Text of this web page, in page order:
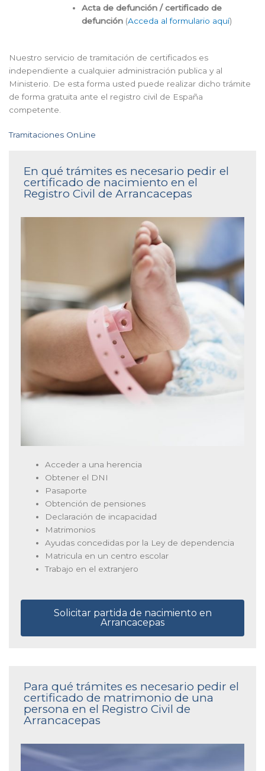
Acta de defunción / certificado de
defunción (Acceda al formulario aquí)
Nuestro servicio de tramitación de certificados es
independiente a cualquier administración publica y al
Ministerio. De esta forma usted puede realizar dicho trámite
de forma gratuita ante el registro civil de España
competente.
Tramitaciones OnLine
En qué trámites es necesario pedir el
certificado de nacimiento en el
Registro Civil de Arrancacepas
Acceder a una herencia
Obtener el DNI
Pasaporte
Obtención de pensiones
Declaración de incapacidad
Matrimonios
Ayudas concedidas por la Ley de dependencia
Matricula en un centro escolar
Trabajo en el extranjero
Solicitar partida de nacimiento en
Arrancacepas
Para qué trámites es necesario pedir el
certificado de matrimonio de una
persona en el Registro Civil de
Arrancacepas